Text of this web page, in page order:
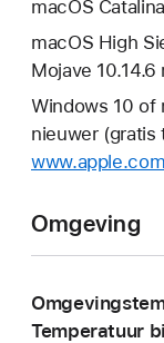
macOS
macOS High
Mojave
Windows 10 of
nieuwer (gratis
Omgeving
Temperatuur